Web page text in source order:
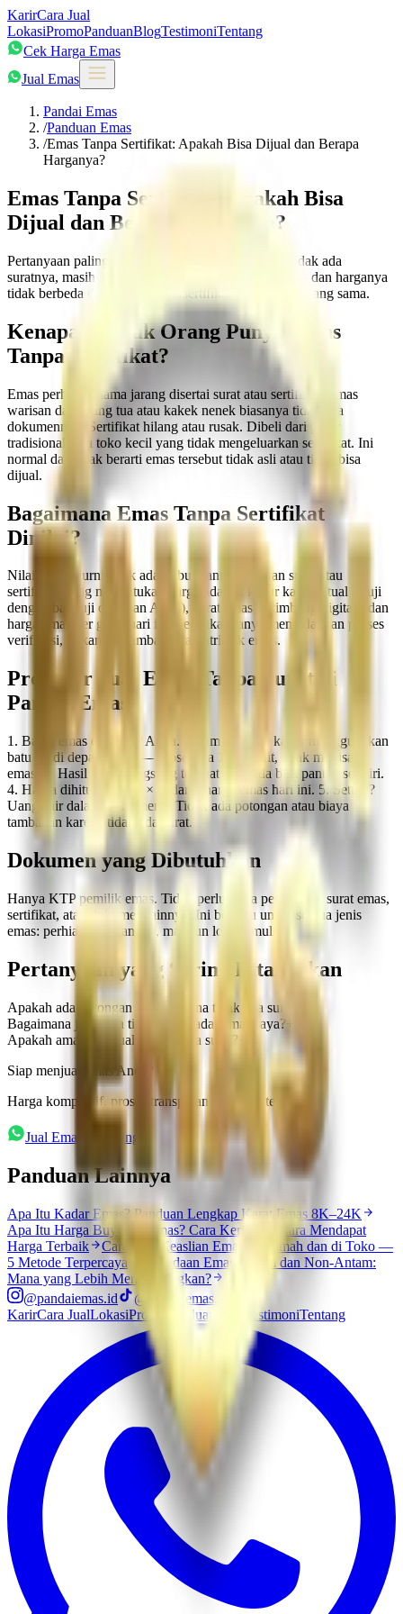
KarirCara Jual
LokasiPromoPanduanBlogTestimoniTentang
Cek Harga Emas
Jual Emas
Pandai Emas
/Panduan Emas
/Emas Tanpa Sertifikat: Apakah Bisa Dijual dan Berapa
Harganya?
Emas Tanpa Sertifikat: Apakah Bisa
Dijual dan Berapa Harganya?
Pertanyaan paling sering kami terima: 'Emas saya tidak ada
suratnya, masih bisa dijual?' Jawabannya: ya, bisa — dan harganya
tidak berbeda dengan emas bersertifikat untuk kadar yang sama.
Kenapa Banyak Orang Punya Emas
Tanpa Sertifikat?
Emas perhiasan lama jarang disertai surat atau sertifikat. Emas
warisan dari orang tua atau kakek nenek biasanya tidak ada
dokumennya. Sertifikat hilang atau rusak. Dibeli dari pasar
tradisional atau toko kecil yang tidak mengeluarkan sertifikat. Ini
normal dan tidak berarti emas tersebut tidak asli atau tidak bisa
dijual.
Bagaimana Emas Tanpa Sertifikat
Dinilai?
Nilai emas murni tidak ada hubungannya dengan surat atau
sertifikat. Yang menentukan harga adalah: kadar karat aktual (diuji
dengan batu uji di depan Anda), berat emas (ditimbang digital), dan
harga emas per gram hari ini. Sertifikat hanya memudahkan proses
verifikasi, bukan menambah nilai intrinsik emas.
Prosedur Jual Emas Tanpa Surat di
Pandai Emas
1. Bawa emas dan KTP Anda. 2. Tim kami uji kadar menggunakan
batu uji di depan Anda — prosesnya 1–2 menit, tidak merusak
emas. 3. Hasil kadar langsung terlihat — Anda bisa pantau sendiri.
4. Harga dihitung: berat × kadar × harga emas hari ini. 5. Setuju?
Uang cair dalam 5–10 menit. Tidak ada potongan atau biaya
tambahan karena tidak ada surat.
Dokumen yang Dibutuhkan
Hanya KTP pemilik emas. Tidak perlu: nota pembelian, surat emas,
sertifikat, atau dokumen lainnya. Ini berlaku untuk semua jenis
emas: perhiasan, batangan, maupun logam mulia.
Pertanyaan yang Sering Ditanyakan
Apakah ada potongan harga karena tidak ada surat?
Bagaimana jika saya tidak tahu kadar emas saya?+
Apakah aman menjual emas tanpa surat?
Siap menjual emas Anda?
Harga kompetitif, proses transparan, bayar di tempat.
Jual Emas Sekarang
Panduan Lainnya
Apa Itu Kadar Emas? Panduan Lengkap Karat Emas 8K–24K
Apa Itu Harga Buyback Emas? Cara Kerja dan Cara Mendapat
Harga Terbaik
Cara Cek Keaslian Emas di Rumah dan di Toko —
5 Metode Terpercaya
Perbedaan Emas Antam dan Non-Antam:
Mana yang Lebih Menguntungkan?
@pandaiemas.id
@pandaiemas.id
KarirCara JualLokasiPromo Panduan TestimoniTentang